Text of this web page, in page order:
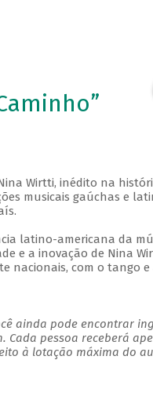
Wirtti, inédito na
musicais gaúchas e
latino-americana da
e a inovação de Nina
nacionais, com o tango e
ainda pode encontrar
Cada pessoa receberá
à lotação máxima do